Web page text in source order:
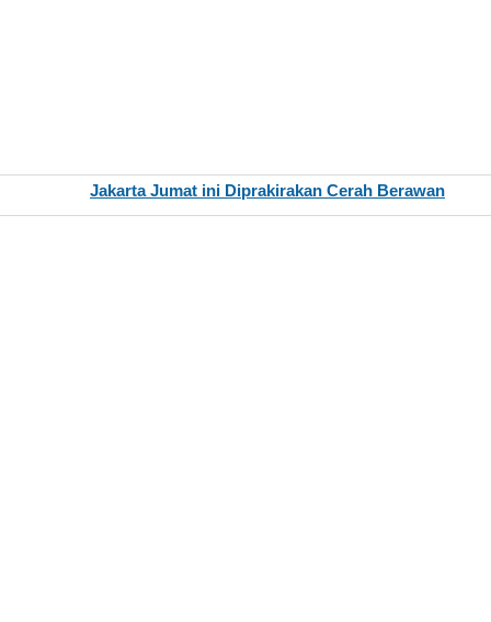
Jakarta Jumat ini Diprakirakan Cerah Berawan